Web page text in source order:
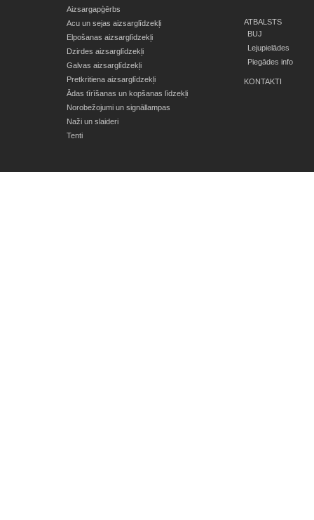
Aizsargapģērbs
Acu un sejas aizsarglīdzekļi
Elpošanas aizsarglīdzekļi
Dzirdes aizsarglīdzekļi
Galvas aizsarglīdzekļi
Pretkritiena aizsarglīdzekļi
Ādas tīrīšanas un kopšanas līdzekļi
Norobežojumi un signāllampas
Naži un slaideri
Tenti
ATBALSTS
BUJ
Lejupielādes
Piegādes info
KONTAKTI